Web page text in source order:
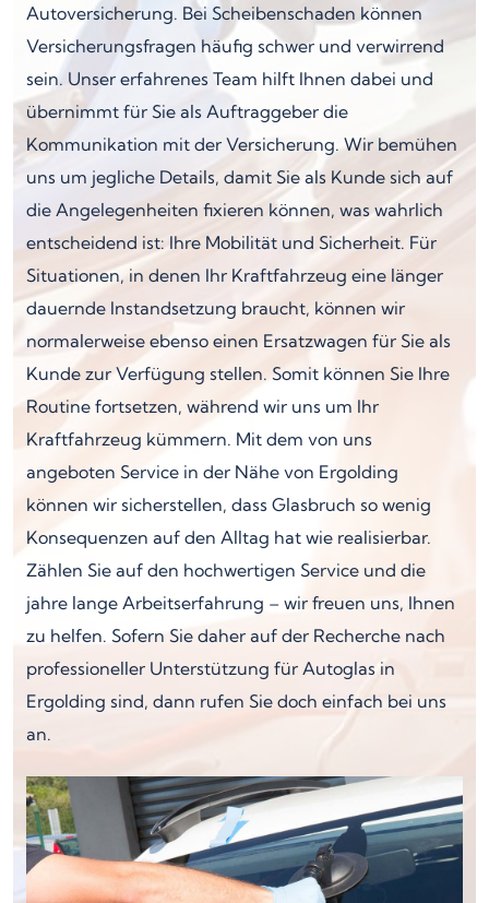
Autoversicherung. Bei Scheibenschaden können
Versicherungsfragen häufig schwer und verwirrend
sein. Unser erfahrenes Team hilft Ihnen dabei und
übernimmt für Sie als Auftraggeber die
Kommunikation mit der Versicherung. Wir bemühen
uns um jegliche Details, damit Sie als Kunde sich auf
die Angelegenheiten fixieren können, was wahrlich
entscheidend ist: Ihre Mobilität und Sicherheit. Für
Situationen, in denen Ihr Kraftfahrzeug eine länger
dauernde Instandsetzung braucht, können wir
normalerweise ebenso einen Ersatzwagen für Sie als
Kunde zur Verfügung stellen. Somit können Sie Ihre
Routine fortsetzen, während wir uns um Ihr
Kraftfahrzeug kümmern. Mit dem von uns
angeboten Service in der Nähe von Ergolding
können wir sicherstellen, dass Glasbruch so wenig
Konsequenzen auf den Alltag hat wie realisierbar.
Zählen Sie auf den hochwertigen Service und die
jahre lange Arbeitserfahrung – wir freuen uns, Ihnen
zu helfen. Sofern Sie daher auf der Recherche nach
professioneller Unterstützung für Autoglas in
Ergolding sind, dann rufen Sie doch einfach bei uns
an.